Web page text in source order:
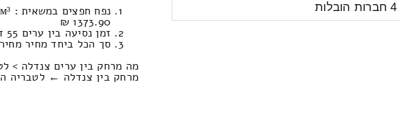
1373.90 ₪
זמן נסיעה בין ערים 55 דקות / מחיר נסיעה 516.08 שקל
סך הכל ביחד מחיר מחירון:
מה מרחק בין ערים צנדלה >
מרחק בין צנדלה ← לטבריה הוא : 52.01